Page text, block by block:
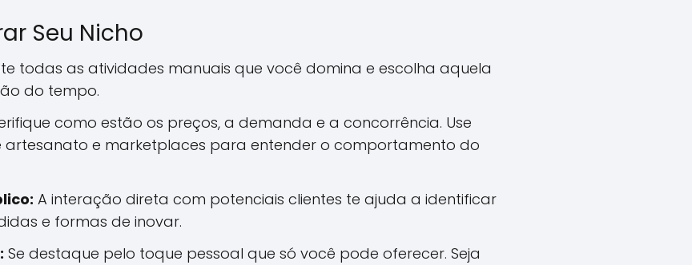
Seu Nicho
todas as atividades manuais que você domina e escolha aquela
do tempo.
como estão os preços, a demanda e a concorrência. Use
artesanato e marketplaces para entender o comportamento do
A interação direta com potenciais clientes te ajuda a identificar
e formas de inovar.
Se destaque pelo toque pessoal que só você pode oferecer. Seja